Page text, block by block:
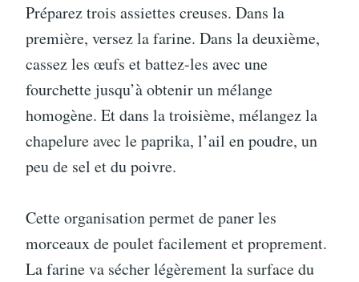
Préparez trois assiettes creuses. Dans la
première, versez la farine. Dans la deuxième,
cassez les œufs et battez-les avec une
fourchette jusqu’à obtenir un mélange
homogène. Et dans la troisième, mélangez la
chapelure avec le paprika, l’ail en poudre, un
peu de sel et du poivre.
Cette organisation permet de paner les
morceaux de poulet facilement et proprement.
La farine va sécher légèrement la surface du